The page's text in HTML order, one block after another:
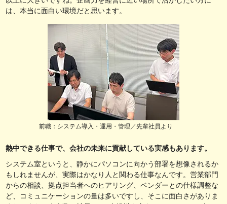
は、本当に面白い環境だと思います。
前職：システム導入・運用・管理／先輩社員より
熱中できる仕事で、会社の未来に貢献している実感もあります。
システム室というと、静かにパソコンに向かう部署を想像されるか
もしれませんが、実際はかなり人と関わる仕事なんです。営業部門
からの相談、拠点担当者へのヒアリング、ベンダーとの仕様調整な
ど、コミュニケーションの量は多いですし、そこに面白さがありま